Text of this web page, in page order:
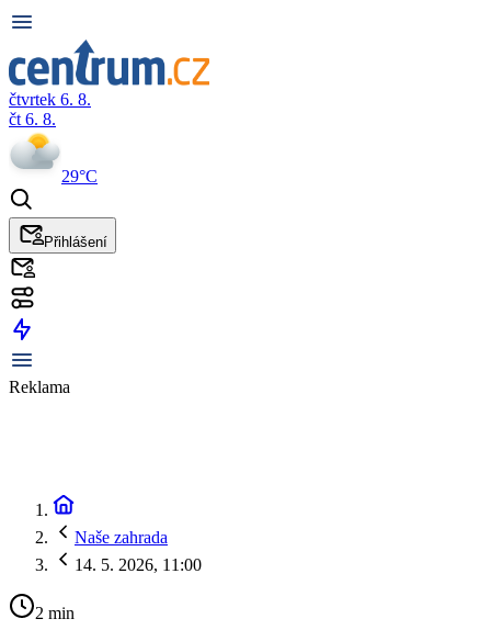
čtvrtek 6. 8.
čt 6. 8.
29°C
Přihlášení
Reklama
Naše zahrada
14. 5. 2026, 11:00
2 min